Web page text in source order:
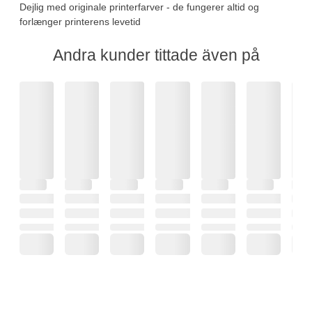
Dejlig med originale printerfarver - de fungerer altid og
forlænger printerens levetid
Andra kunder tittade även på